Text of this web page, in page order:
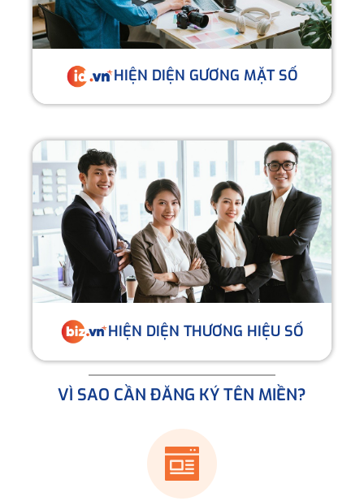
HIỆN DIỆN GƯƠNG MẶT SỐ
HIỆN DIỆN THƯƠNG HIỆU SỐ
VÌ SAO CẦN ĐĂNG KÝ TÊN MIỀN?